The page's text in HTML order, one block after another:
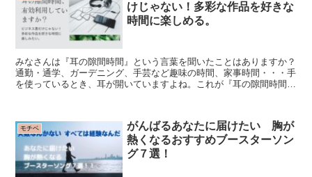
けじゃない！多彩な作品を好きな
時間に楽しめる。
みなさんは『耳の隙間時間』という言葉を聞いたことはありますか？
通勤・通学、ガーデニング、手芸など趣味の時間、家事時間・・・手
を使っているとき、耳が開いていますよね。これが『耳の隙間時間』
モチベ
がんばるあなたに届けたい 胸が
熱くなるおすすめブースターソン
グ７選！